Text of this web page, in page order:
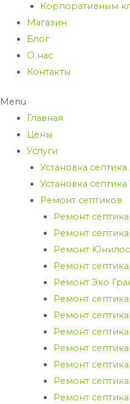
Корпоративным
Магазин
Блог
О нас
Контакты
Menu
Главная
Цены
Услуги
Установка септика
Установка септика
Ремонт септиков
Ремонт
Ремонт
Ремонт Юнилос
Ремонт
Ремонт Эко
Ремонт
Ремонт
Ремонт
Ремонт
Ремонт
Ремонт
Ремонт